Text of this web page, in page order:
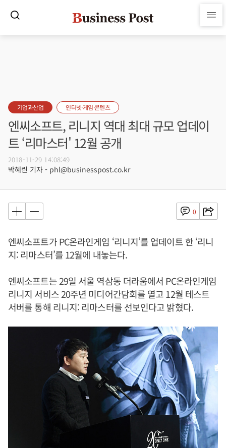
기업과산업 인터넷·게임·콘텐츠
엔씨소프트, 리니지 역대 최대 규모 업데이
트 ‘리마스터' 12월 공개
2018-11-29 14:08:49
박혜린 기자 - phl@businesspost.co.kr
0
엔씨소프트가 PC온라인게임 ‘리니지’를 업데이트 한 ‘리니
지: 리마스터’를 12월에 내놓는다.
엔씨소프트는 29일 서울 역삼동 더라움에서 PC온라인게임
리니지 서비스 20주년 미디어간담회를 열고 12월 테스트
서버를 통해 리니지: 리마스터를 선보인다고 밝혔다.